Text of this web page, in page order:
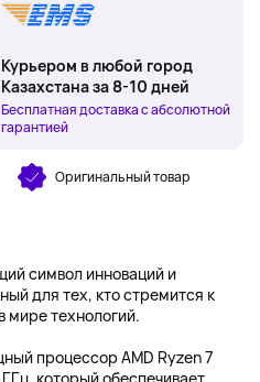
Курьером в любой город
Казахстана за 8-10 дней
Бесплатная доставка с абсолютной
гарантией
Оригинальный товар
символ инноваций и
для тех, кто стремится к
технологий.
процессор AMD Ryzen 7